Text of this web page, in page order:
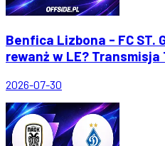
Benfica Lizbona - FC ST.
rewanż w LE?
2026-07-30